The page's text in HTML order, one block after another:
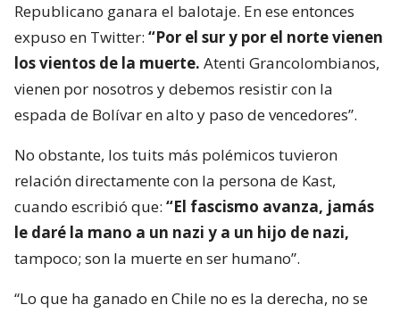
Republicano ganara el balotaje. En ese entonces
expuso en Twitter: “Por el sur y por el norte vienen
los vientos de la muerte. Atenti Grancolombianos,
vienen por nosotros y debemos resistir con la
espada de Bolívar en alto y paso de vencedores”.
No obstante, los tuits más polémicos tuvieron
relación directamente con la persona de Kast,
cuando escribió que: “El fascismo avanza, jamás
le daré la mano a un nazi y a un hijo de nazi,
tampoco; son la muerte en ser humano”.
“Lo que ha ganado en Chile no es la derecha, no se